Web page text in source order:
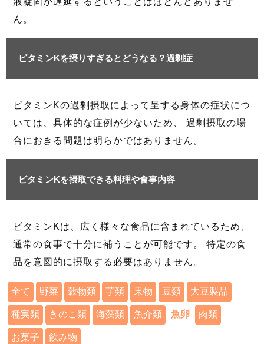
ん。
ビタミンKを摂りすぎるとどうなる？過剰症
ビタミンKの過剰摂取によって呈する身体の症状につ
いては、具体的な症例が少ないため、 過剰摂取の場
合におきる問題は明らかではありません。
ビタミンKを摂取できる料理や食事内容
ビタミンKは、広く様々な食品に含まれているため、
通常の食事で十分に補うことが可能です。 特定の食
品を意図的に摂取する必要はありません。
全て 野菜 穀物類 芋類 果物 豆類 大豆製品
種実類 きのこ類 海藻類 魚介類 魚卵 肉類
お菓子 飲み物